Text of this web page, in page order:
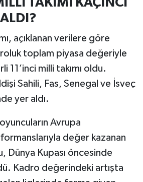
açıklanan verilere göre
toplam piyasa değeriyle
11’inci milli takımı oldu.
Sahili, Fas, Senegal ve İsveç
yer aldı.
Avrupa
değer kazanan
Dünya Kupası öncesinde
Kadro değerindeki artışta